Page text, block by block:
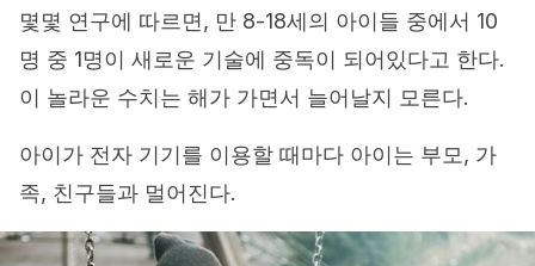
몇몇 연구에 따르면, 만 8-18세의 아이들 중에서 10
명 중 1명이 새로운 기술에 중독이 되어있다고 한다.
이 놀라운 수치는 해가 가면서 늘어날지 모른다.
아이가 전자 기기를 이용할 때마다 아이는 부모, 가
족, 친구들과 멀어진다.